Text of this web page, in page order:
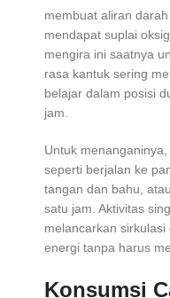
membuat aliran
mendapat suplai
mengira ini saatnya
rasa kantuk sering
belajar dalam posisi
jam.
Untuk
seperti berjalan ke
tangan dan bahu,
satu jam. Aktivitas
melancarkan
energi tanpa harus
Konsumsi